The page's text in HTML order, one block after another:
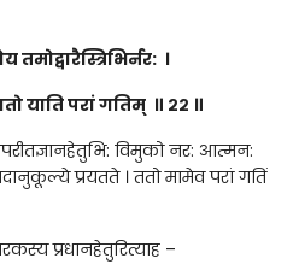
तमोद्वारैस्त्रिभिर्नर: ।
याति परां गतिम् ॥ २२ ॥
विमुको नर: आत्मन:
प्रयतते । ततो मामेव परां गतिं
प्रधानहेतुरित्याह –